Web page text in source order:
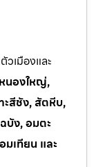
วเมืองและ
นองใหญ่,
ะสีชัง, สัตหีบ,
บัง, อมตะ
เทียน และ